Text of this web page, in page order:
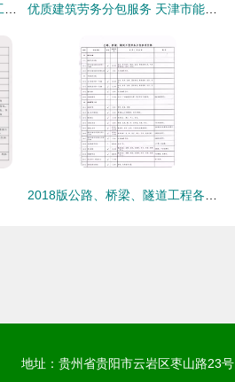
地址：贵州省贵阳市云岩区枣山路23号